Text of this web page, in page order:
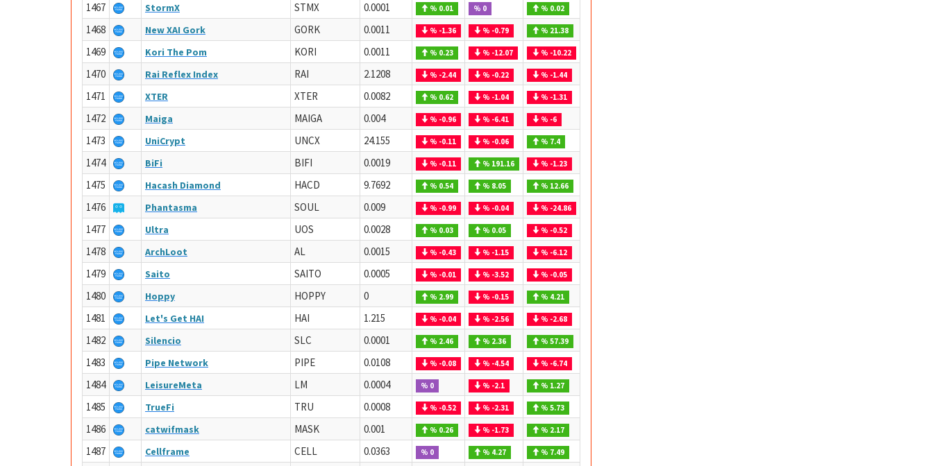
1467 StormX STMX 0.0001 % 0.01 % 0 % 0.02
1468 New XAI Gork GORK 0.0011 % -1.36 % -0.79 % 21.38
1469 Kori The Pom KORI 0.0011 % 0.23 % -12.07 % -10.22
1470 Rai Reflex Index RAI 2.1208 % -2.44 % -0.22 % -1.44
1471 XTER XTER 0.0082 % 0.62 % -1.04 % -1.31
1472 Maiga MAIGA 0.004 % -0.96 % -6.41 % -6
1473 UniCrypt UNCX 24.155 % -0.11 % -0.06 % 7.4
1474 BiFi BIFI 0.0019 % -0.11 % 191.16 % -1.23
1475 Hacash Diamond HACD 9.7692 % 0.54 % 8.05 % 12.66
1476 Phantasma SOUL 0.009 % -0.99 % -0.04 % -24.86
1477 Ultra UOS 0.0028 % 0.03 % 0.05 % -0.52
1478 ArchLoot AL 0.0015 % -0.43 % -1.15 % -6.12
1479 Saito SAITO 0.0005 % -0.01 % -3.52 % -0.05
1480 Hoppy HOPPY 0 % 2.99 % -0.15 % 4.21
1481 Let's Get HAI HAI 1.215 % -0.04 % -2.56 % -2.68
1482 Silencio SLC 0.0001 % 2.46 % 2.36 % 57.39
1483 Pipe Network PIPE 0.0108 % -0.08 % -4.54 % -6.74
1484 LeisureMeta LM 0.0004 % 0 % -2.1 % 1.27
1485 TrueFi TRU 0.0008 % -0.52 % -2.31 % 5.73
1486 catwifmask MASK 0.001 % 0.26 % -1.73 % 2.17
1487 Cellframe CELL 0.0363 % 0 % 4.27 % 7.49